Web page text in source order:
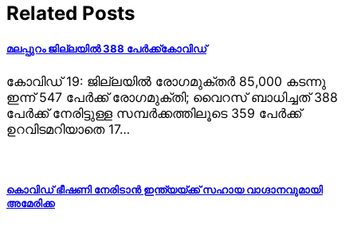
Related Posts
മലപ്പുറം ജില്ലയില്‍ 388 പേര്‍ക്ക്കോവിഡ്
കോവിഡ് 19: ജില്ലയില്‍ രോഗമുക്തര്‍ 85,000 കടന്നു
ഇന്ന് 547 പേര്‍ക്ക് രോഗമുക്തി; വൈറസ് ബാധിച്ചത് 388
പേര്‍ക്ക് നേരിട്ടുള്ള സമ്പര്‍ക്കത്തിലൂടെ 359 പേര്‍ക്ക്
ഉറവിടമറിയാതെ 17…
കൊവിഡ് ഭീഷണി നേരിടാന്‍ ഇന്ത്യയ്ക്ക് സഹായ വാഗ്ദാനവുമായി
അമേരിക്ക